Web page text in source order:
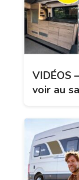
VIDÉOS
voir au